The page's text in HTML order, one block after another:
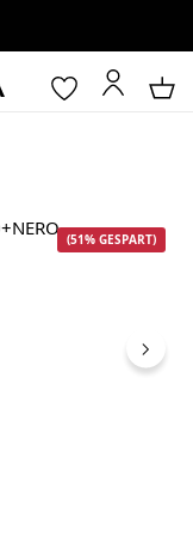
(51% GESPART)